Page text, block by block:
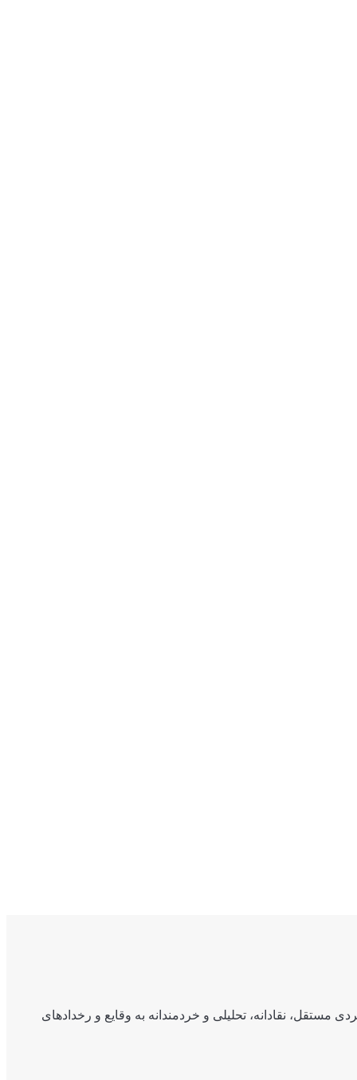
نقادانه، تحلیلی و خردمندانه به وقایع و رخدادهای